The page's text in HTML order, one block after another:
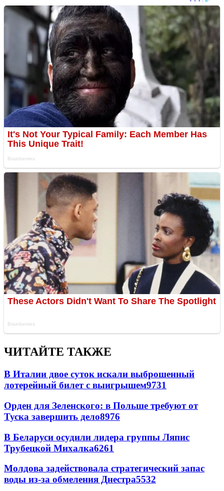
ЧИТАЙТЕ ТАКЖЕ
В Италии двое суток искали выброшенный
лотерейный билет с выигрышем9731
Орден для Зеленского: в Польше требуют от
Туска завершить дело8976
В Беларуси осудили лидера группы Ляпис
Трубецкой Михалка6261
Молдова задействовала стратегический запас
воды из-за обмеления Днестра5532